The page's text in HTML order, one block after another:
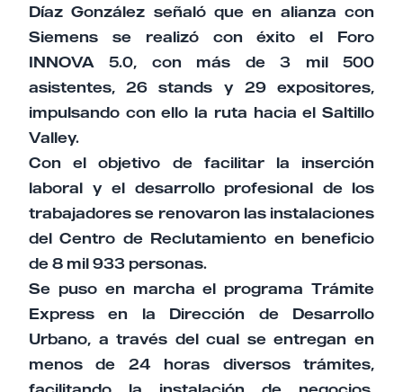
Díaz González señaló que en alianza con
Siemens se realizó con éxito el Foro
INNOVA 5.0, con más de 3 mil 500
asistentes, 26 stands y 29 expositores,
impulsando con ello la ruta hacia el Saltillo
Valley.
Con el objetivo de facilitar la inserción
laboral y el desarrollo profesional de los
trabajadores se renovaron las instalaciones
del Centro de Reclutamiento en beneficio
de 8 mil 933 personas.
Se puso en marcha el programa Trámite
Express en la Dirección de Desarrollo
Urbano, a través del cual se entregan en
menos de 24 horas diversos trámites,